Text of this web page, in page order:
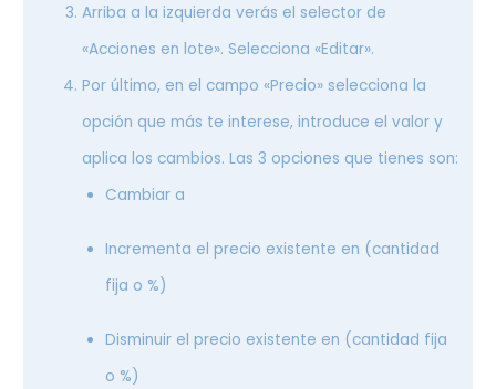
Arriba a la izquierda verás el selector de
«Acciones en lote». Selecciona «Editar».
Por último, en el campo «Precio» selecciona la
opción que más te interese, introduce el valor y
aplica los cambios. Las 3 opciones que tienes son:
Cambiar a
Incrementa el precio existente en (cantidad
fija o %)
Disminuir el precio existente en (cantidad fija
o %)